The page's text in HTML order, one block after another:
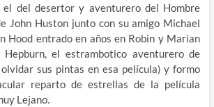
el del desertor y aventurero del Hombre
John Huston junto con su amigo Michael
Hood entrado en años en Robin y Marian
el estrambotico aventurero de
sus pintas en esa película) y formo
reparto de estrellas de la película
Lejano.